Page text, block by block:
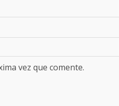
vez que comente.